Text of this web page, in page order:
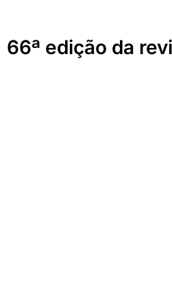
66ª edição da